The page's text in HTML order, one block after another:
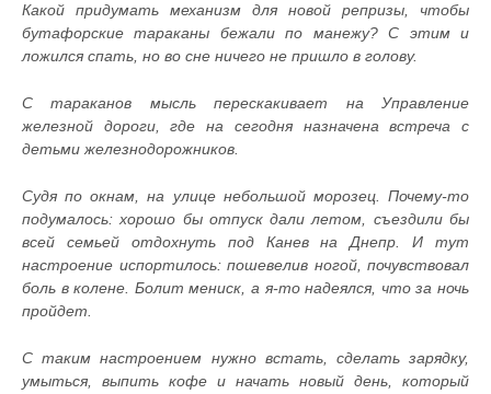
Какой придумать механизм для новой репризы, чтобы
бутафорские тараканы бежали по манежу? С этим и
ложился спать, но во сне ничего не пришло в голову.
С тараканов мысль перескакивает на Управление
железной дороги, где на сегодня назначена встреча с
детьми железнодорожников.
Судя по окнам, на улице небольшой морозец. Почему-то
подумалось: хорошо бы отпуск дали летом, съездили бы
всей семьей отдохнуть под Канев на Днепр. И тут
настроение испортилось: пошевелив ногой, почувствовал
боль в колене. Болит мениск, а я-то надеялся, что за ночь
пройдет.
С таким настроением нужно встать, сделать зарядку,
умыться, выпить кофе и начать новый день, который